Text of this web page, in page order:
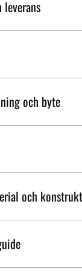
leverans
och byte
och